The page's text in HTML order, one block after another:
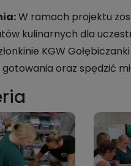
W ramach projektu
kulinarnych dla
KGW
oraz spędzić